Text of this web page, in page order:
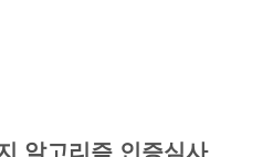
알고리즘 인증심사